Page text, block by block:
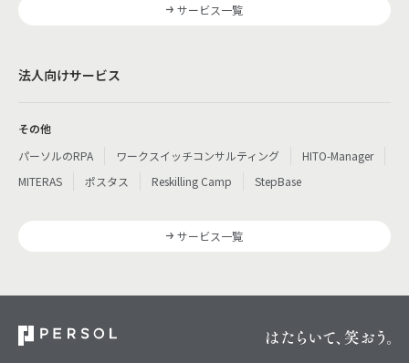
サービス一覧
法人向けサービス
その他
パーソルのRPA
ワークスイッチコンサルティング
HITO-Manager
MITERAS
ポスタス Reskilling Camp StepBase
サービス一覧